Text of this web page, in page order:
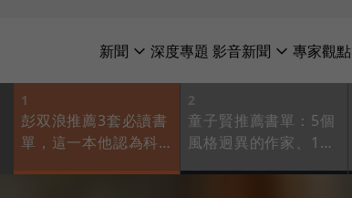
新聞 深度專題 影音新聞 專家觀點
1
彭双浪推薦3套必讀書
單，這一本他認為科
2
童子賢推薦書單：5個
風格迥異的作家、10